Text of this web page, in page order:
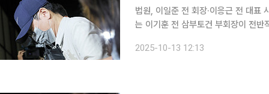
법원, 이일준 전 회장·이응근 전 대표 사건과 병합 '삼부토건 주가조작' 사건
는 이기훈 전 삼부토건 부회장이 전
34부(한성진 부장판사)는 13일 오전
2025-10-13 12:13